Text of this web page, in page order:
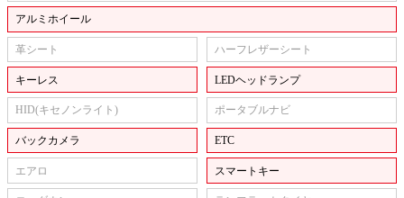
アルミホイール
革シート ハーフレザーシート
キーレス LEDヘッドランプ
HID(キセノンライト) ポータブルナビ
バックカメラ ETC
エアロ スマートキー